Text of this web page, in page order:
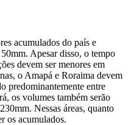
acumulados do país e
Apesar disso, o tempo
devem ser menores em
o Amapá e Roraima devem
predominantemente entre
os volumes também serão
Nessas áreas, quanto
os acumulados.